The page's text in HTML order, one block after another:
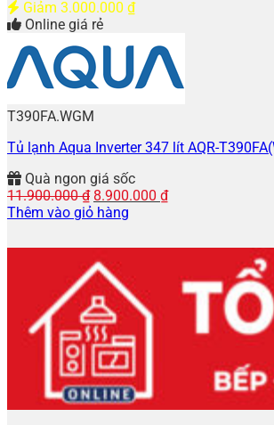
Giảm 3.000.000 ₫
Online giá rẻ
T390FA.WGM
Tủ lạnh Aqua Inverter 347 lít AQR-
Quà ngon giá sốc
11.900.000₫ Giá
gốc
11.900.000 ₫.
8.900.000 ₫Giá
là:
8.900.000 ₫.
Thêm vào giỏ hàng